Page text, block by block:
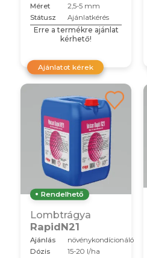
Méret
2,5-5 mm
Státusz
Ajánlatkérés
Erre a termékre ajánlat
kérhető!
Ajánlatot kérek
Rendelhető
Lombtrágya
RapidN21
Ajánlás
növénykondícionáló
Dózis
15-20 l/ha